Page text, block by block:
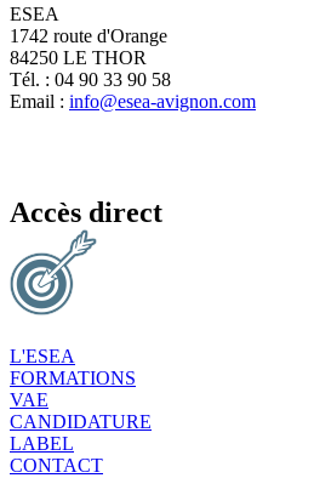
ESEA
1742 route d'Orange
84250 LE THOR
Tél. : 04 90 33 90 58
Email : info@esea-avignon.com
Accès direct
L'ESEA
FORMATIONS
VAE
CANDIDATURE
LABEL
CONTACT